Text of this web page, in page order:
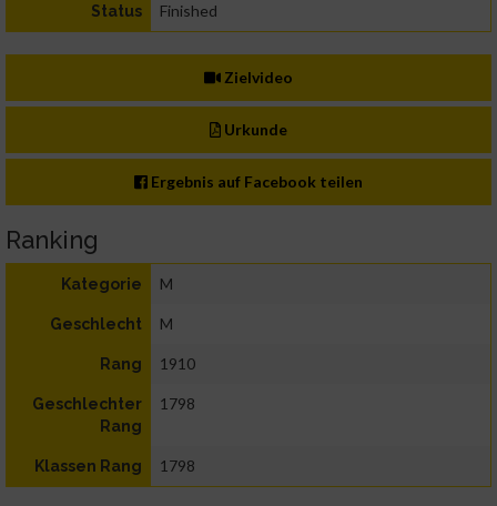
Status Finished
Zielvideo
Urkunde
Ergebnis auf Facebook teilen
Ranking
Kategorie M
Geschlecht M
Rang 1910
Geschlechter
Rang
1798
Klassen Rang 1798